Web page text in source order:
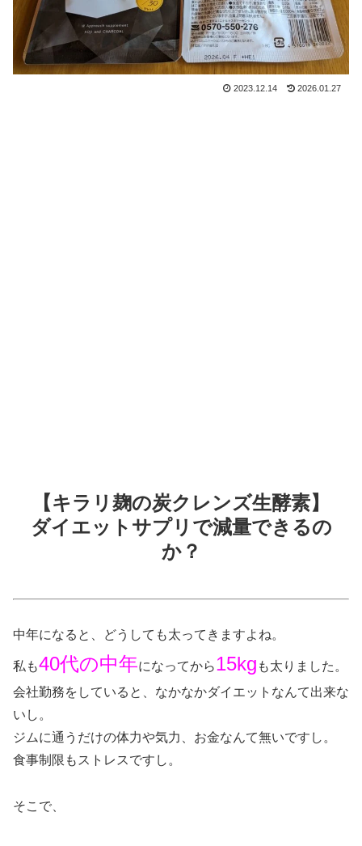
2023.12.14 2026.01.27
【キラリ麹の炭クレンズ生酵素】
ダイエットサプリで減量できるの
か？
中年になると、どうしても太ってきますよね。
私も40代の中年になってから15kg も太りました。
会社勤務をしていると、なかなかダイエットなんて出来な
いし。
ジムに通うだけの体力や気力、お金なんて無いですし。
食事制限もストレスですし。
そこで、